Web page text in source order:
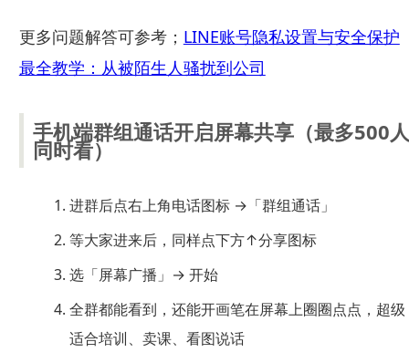
更多问题解答可参考； LINE账号隐私设置与安全保护
最全教学：从被陌生人骚扰到公司
手机端群组通话开启屏幕共享（最多500人
同时看）
进群后点右上角电话图标 →「群组通话」
等大家进来后，同样点下方↑分享图标
选「屏幕广播」→ 开始
全群都能看到，还能开画笔在屏幕上圈圈点点，超级
适合培训、卖课、看图说话